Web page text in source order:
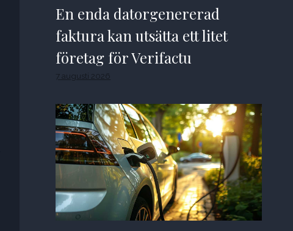
En enda datorgenererad
faktura kan utsätta ett litet
företag för Verifactu
7 augusti 2026